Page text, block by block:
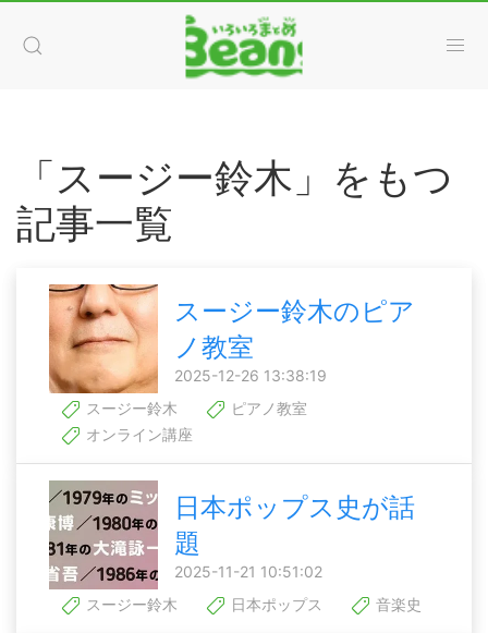
「スージー鈴木」をもつ
記事一覧
スージー鈴木のピア
ノ教室
2025-12-26 13:38:19
スージー鈴木
ピアノ教室
オンライン講座
日本ポップス史が話
題
2025-11-21 10:51:02
スージー鈴木
日本ポップス 音楽史